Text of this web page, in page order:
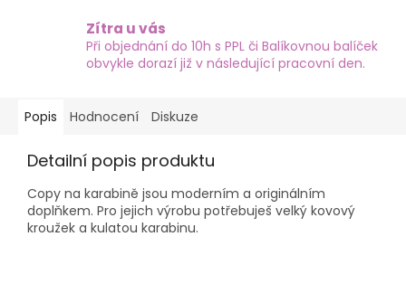
Zítra u vás
Při objednání do 10h s PPL či Balíkovnou balíček
obvykle dorazí již v následující pracovní den.
Popis Hodnocení Diskuze
Detailní popis produktu
Copy na karabině jsou moderním a originálním
doplňkem. Pro jejich výrobu potřebuješ velký kovový
kroužek a kulatou karabinu.